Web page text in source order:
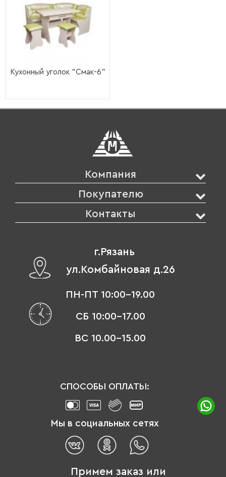
Кухонный уголок "Смак-6"
Компания
Покупателю
Контакты
г.Рязань
ул.Комбайновая д.26
ПН-ПТ 10:00-19.00
СБ 10:00-17.00
ВС 10.00-15.00
СПОСОБЫ ОПЛАТЫ:
Мы в социальных сетях
Примем заказ или